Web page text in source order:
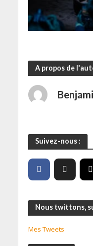
ê
t
r
e
A propos de
Suivez-nous :
Nous twittons,
Mes Tweets